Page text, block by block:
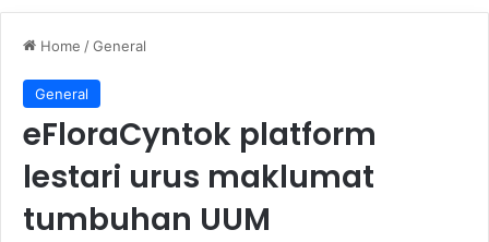
Home /General
General
eFloraCyntok platform
lestari urus maklumat
tumbuhan UUM